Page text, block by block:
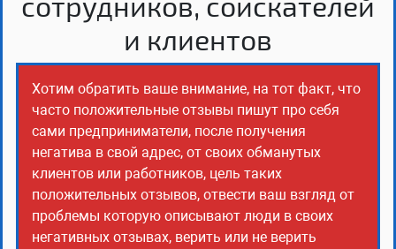
и клиентов
Хотим обратить ваше внимание, на тот факт, что
часто положительные отзывы пишут про себя
сами предприниматели, после получения
негатива в свой адрес, от своих обманутых
клиентов или работников, цель таких
положительных отзывов, отвести ваш взгляд от
проблемы которую описывают люди в своих
негативных отзывах, верить или не верить